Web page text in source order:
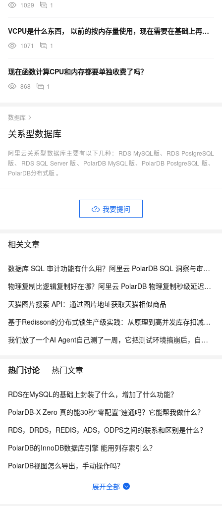
1029 1
VCPU是什么东西， 以前的按内存量使用，现在需要在基础上再加一个CPU使用费用是吗？
1071 1
现在函数计算CPU和内存都要单独收费了吗？
868 1
数据库
关系型数据库
阿里云关系型数据库主要有以下几种：RDS MySQL版、RDS PostgreSQL
版、RDS SQL Server 版、PolarDB MySQL版、PolarDB PostgreSQL 版、
PolarDB分布式版 。
我要提问
相关文章
数据库 SQL 审计功能有什么用？阿里云 PolarDB SQL 洞察与审计解析
物理复制比逻辑复制好在哪？阿里云 PolarDB 物理复制秒级延迟解析
天猫图片搜索 API：通过图片地址获取天猫相似商品
基于Redisson的分布式锁生产级实践：从原理到高并发库存扣减实战
我们放了一个AI Agent自己测了一周，它把测试环境搞崩后，自己写了复盘报告申请了运维权限
热门讨论 热门文章
RDS在MySQL的基础上封装了什么，增加了什么功能？
PolarDB-X Zero 真的能30秒“零配置”速通吗？它能帮我做什么？
RDS，DRDS，REDIS，ADS，ODPS之间的联系和区别是什么？
PolarDB的InnoDB数据库引擎 能用列存索引么？
PolarDB视图怎么导出，手动操作吗？
展开全部